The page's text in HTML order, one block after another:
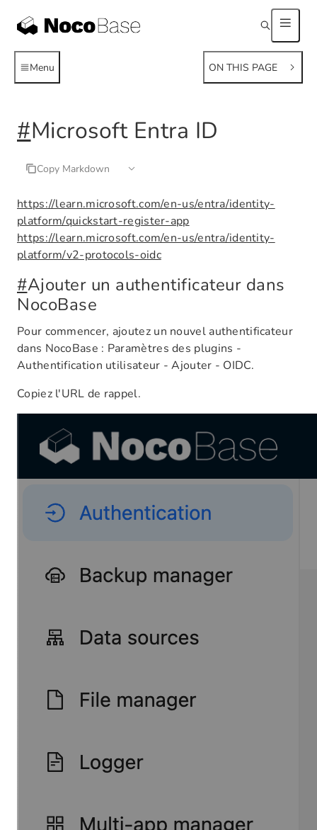
Menu ON THIS PAGE
#Microsoft Entra ID
Copy Markdown
https://learn.microsoft.com/en-us/entra/identity-
platform/quickstart-register-app
https://learn.microsoft.com/en-us/entra/identity-
platform/v2-protocols-oidc
#Ajouter un authentificateur dans
NocoBase
Pour commencer, ajoutez un nouvel authentificateur
dans NocoBase : Paramètres des plugins -
Authentification utilisateur - Ajouter - OIDC.
Copiez l'URL de rappel.